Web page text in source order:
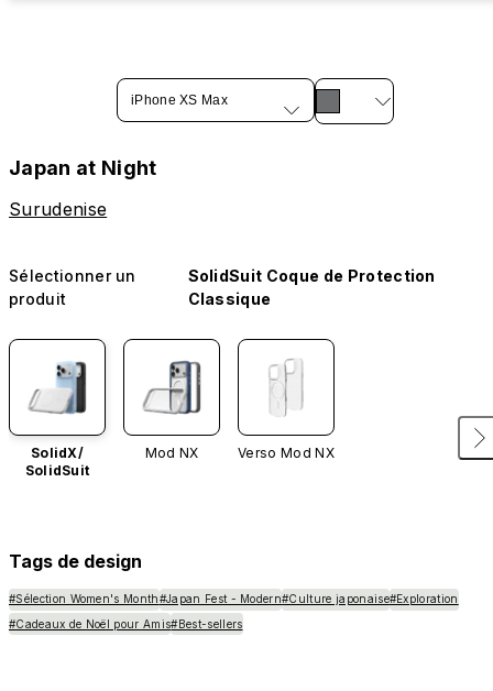
iPhone XS Max
Japan at Night
Surudenise
Sélectionner un
produit
SolidSuit Coque de Protection
Classique
SolidX/
SolidSuit
Mod NX Verso Mod NX
Tags de design
#Sélection Women's Month#Japan Fest - Modern#Culture japonaise#Exploration
#Cadeaux de Noël pour Amis#Best-sellers